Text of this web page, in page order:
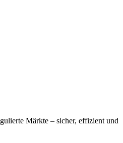
Märkte – sicher, effizient und